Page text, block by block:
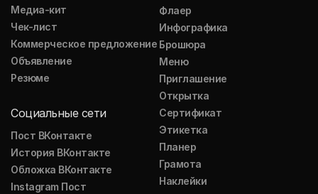
Медиа-кит
Чек-лист
Коммерческое предложение
Объявление
Резюме
Социальные сети
Пост ВКонтакте
История ВКонтакте
Обложка ВКонтакте
Instagram Пост
Флаер
Инфографика
Брошюра
Меню
Приглашение
Открытка
Сертификат
Этикетка
Планер
Грамота
Наклейки